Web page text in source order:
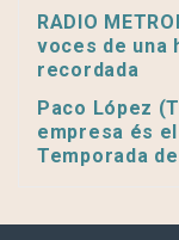
RADIO
voces de una
recordada
Paco López
empresa és
Temporada de